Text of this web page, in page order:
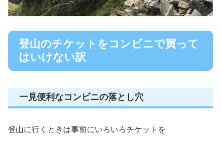
登山のチケットをコンビニで買って
はいけない訳
一見便利なコンビニの落とし穴
登山に行くときは事前にいろいろチケットを